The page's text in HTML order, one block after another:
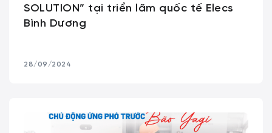
SOLUTION” tại triển lãm quốc tế Elecs
Bình Dương
28/09/2024